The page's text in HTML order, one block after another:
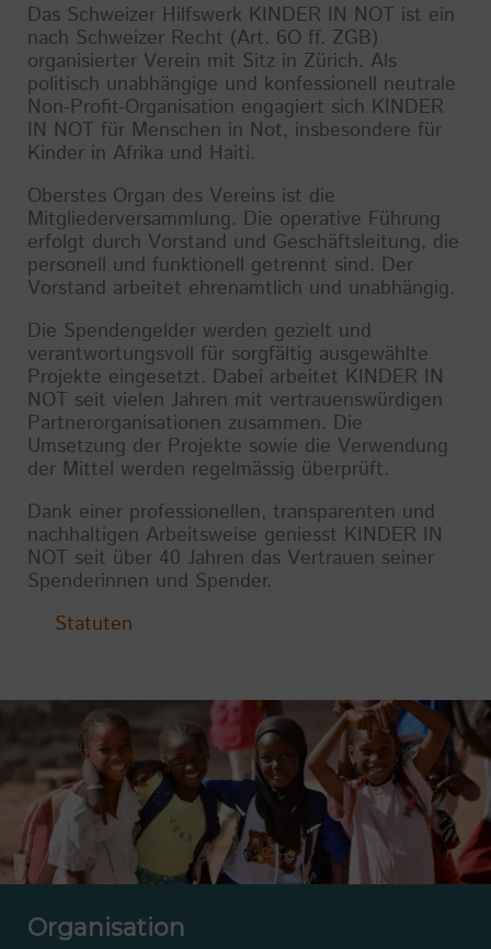
Das Schweizer Hilfswerk KINDER IN NOT ist ein
nach Schweizer Recht (Art. 6O ff. ZGB)
organisierter Verein mit Sitz in Zürich. Als
politisch unabhängige und konfessionell neutrale
Non-Profit-Organisation engagiert sich KINDER
IN NOT für Menschen in Not, insbesondere für
Kinder in Afrika und Haiti.
Oberstes Organ des Vereins ist die
Mitgliederversammlung. Die operative Führung
erfolgt durch Vorstand und Geschäftsleitung, die
personell und funktionell getrennt sind. Der
Vorstand arbeitet ehrenamtlich und unabhängig.
Die Spendengelder werden gezielt und
verantwortungsvoll für sorgfältig ausgewählte
Projekte eingesetzt. Dabei arbeitet KINDER IN
NOT seit vielen Jahren mit vertrauenswürdigen
Partnerorganisationen zusammen. Die
Umsetzung der Projekte sowie die Verwendung
der Mittel werden regelmässig überprüft.
Dank einer professionellen, transparenten und
nachhaltigen Arbeitsweise geniesst KINDER IN
NOT seit über 40 Jahren das Vertrauen seiner
Spenderinnen und Spender.
Statuten
Organisation